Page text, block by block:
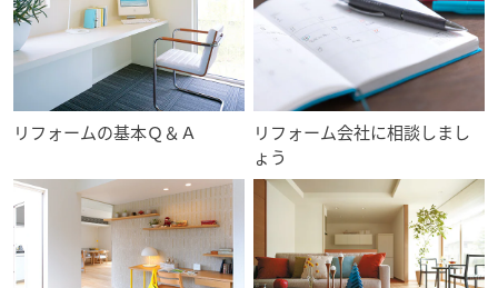
ミサワアイデンティティ
リフォームの基本Ｑ＆Ａ
リフォーム会社に相談しまし
ょう